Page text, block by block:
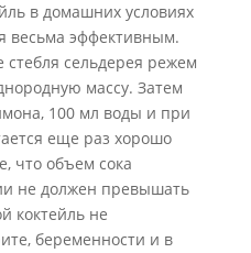
в домашних условиях
весьма эффективным.
сельдерея режем
массу. Затем
100 мл воды и при
еще раз хорошо
что объем сока
не должен превышать
коктейль не
беременности и в